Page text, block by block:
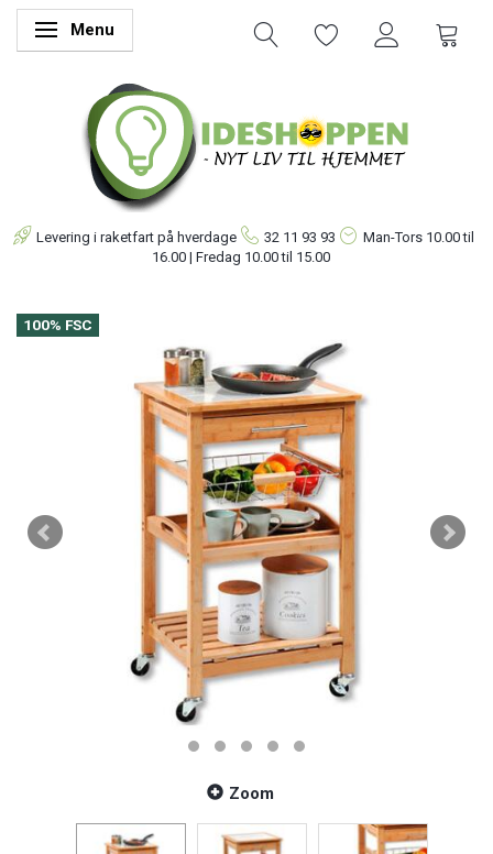
Skifte navigation
Menu
Levering i raketfart på hverdage 32 11 93 93 Man-Tors 10.00 til
16.00 | Fredag 10.00 til 15.00
100% FSC
Zoom